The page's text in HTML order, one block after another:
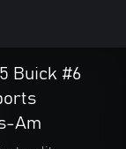
Buick #6
Am